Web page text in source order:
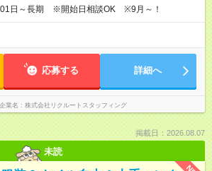
01日～長期 ※開始日相談OK ※9月～！
応募する 詳細へ
業名 株式会社リクルートスタッフィング
掲載日：2026.08.07
未読